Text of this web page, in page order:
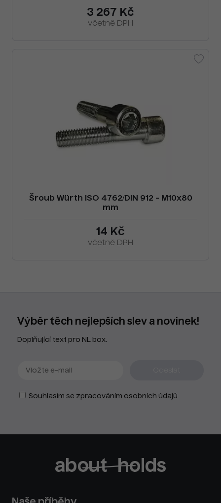
3 267 Kč
včetně DPH
Šroub Würth ISO 4762/DIN 912 - M10x80
mm
14 Kč
včetně DPH
Výběr těch nejlepších slev a novinek!
Doplňující text pro NL box.
Souhlasím se zpracováním osobních údajů